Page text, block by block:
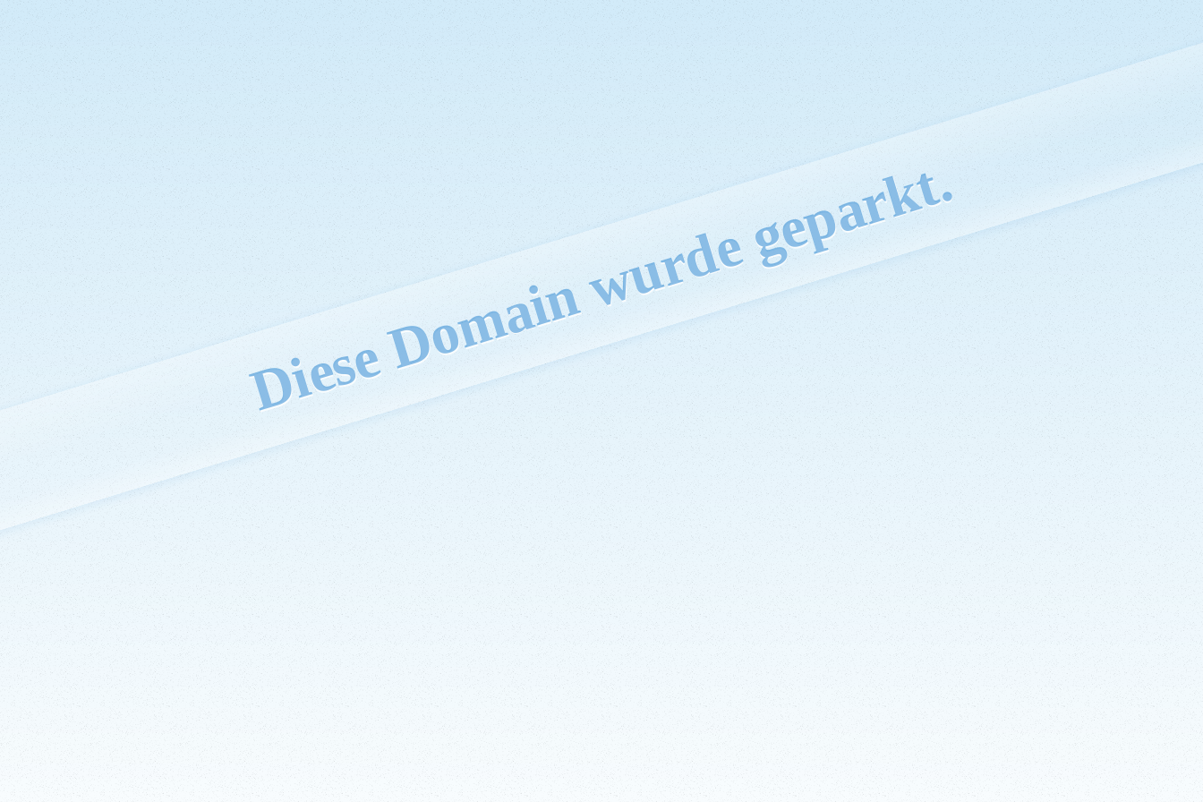
Diese Domain wurde geparkt.